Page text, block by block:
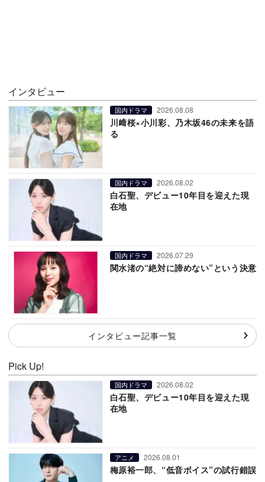
インタビュー
国内ドラマ 2026.08.08
川﨑桜×小川彩、乃木坂46の未来を語
る
国内ドラマ 2026.08.02
白石聖、デビュー10年目を迎えた現
在地
国内ドラマ 2026.07.29
関水渚の“絶対に諦めない”という決意
インタビュー記事一覧
Pick Up!
国内ドラマ 2026.08.02
白石聖、デビュー10年目を迎えた現
在地
アニメ 2026.08.01
梅原裕一郎、“低音ボイス”の試行錯誤